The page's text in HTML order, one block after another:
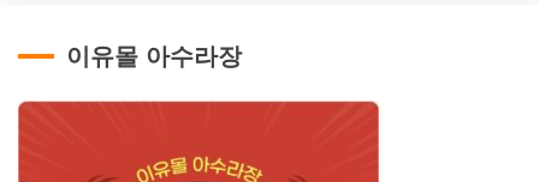
이유몰 아수라장